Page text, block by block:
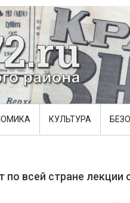
КУЛЬТУРА
всей стране лекции